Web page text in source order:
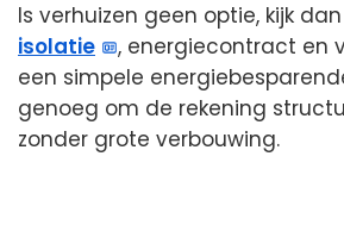
Is verhuizen geen optie, kijk
isolatie
, energiecontract en
een simpele
genoeg om de rekening
zonder grote verbouwing.